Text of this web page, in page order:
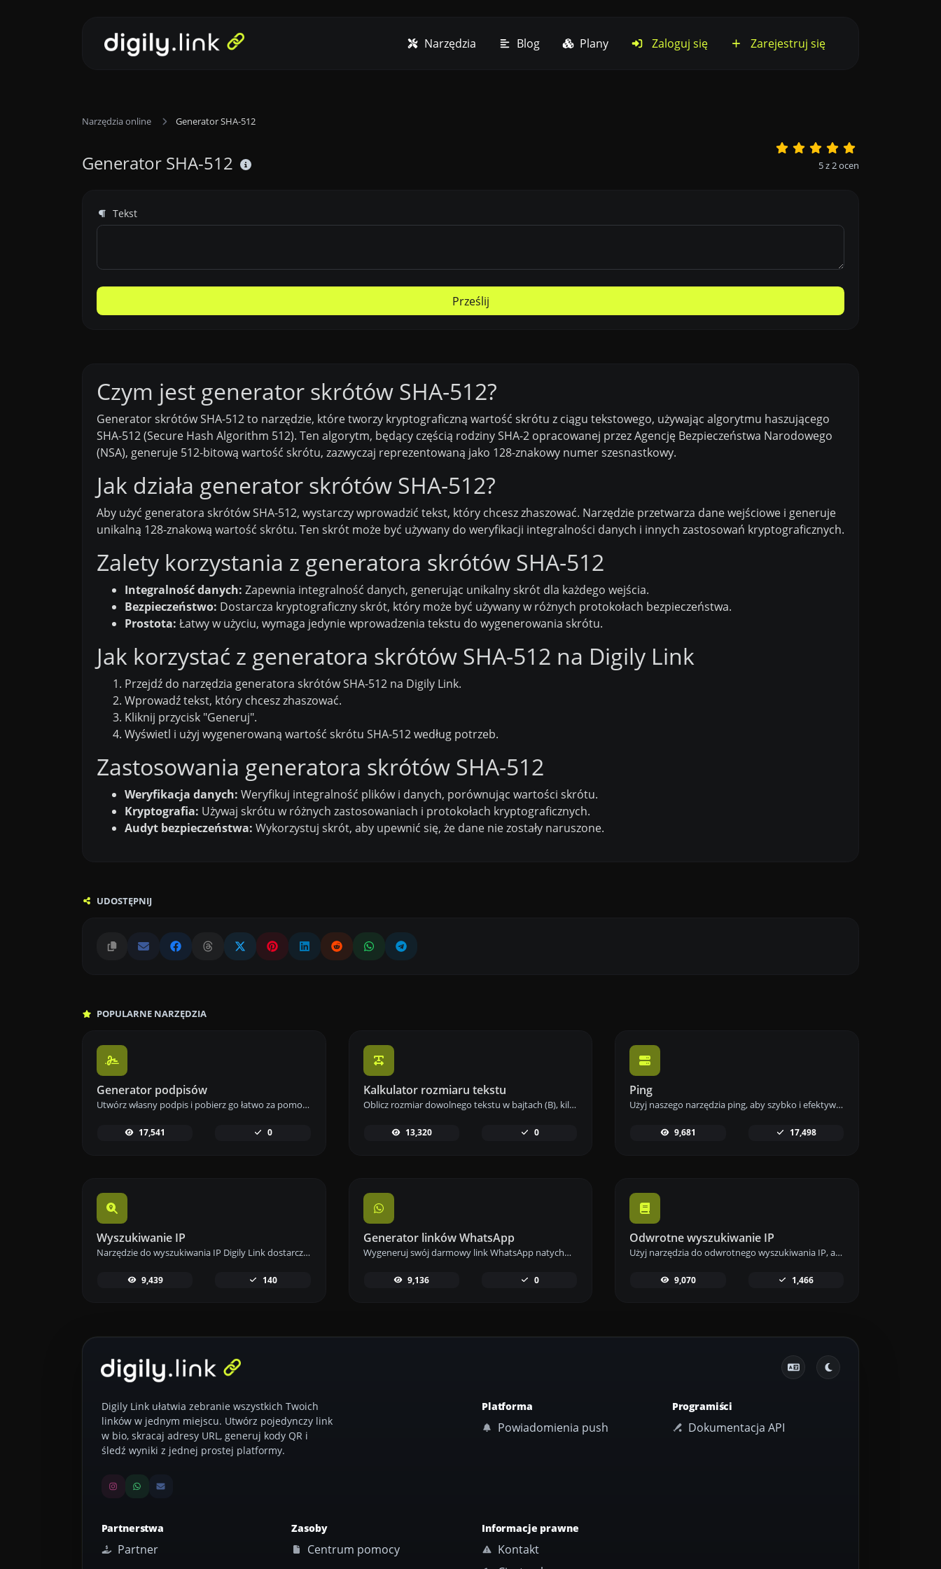
Narzędzia Blog Plany Zaloguj się Zarejestruj się
Narzędzia online Generator SHA-512
Generator SHA-512 5z2ocen
Tekst
Prześlij
Czym jest generator skrótów SHA-512?
Generator skrótów SHA-512 to narzędzie, które tworzy kryptograficzną wartość skrótu z ciągu tekstowego, używając algorytmu haszującego
SHA-512 (Secure Hash Algorithm 512). Ten algorytm, będący częścią rodziny SHA-2 opracowanej przez Agencję Bezpieczeństwa Narodowego
(NSA), generuje 512-bitową wartość skrótu, zazwyczaj reprezentowaną jako 128-znakowy numer szesnastkowy.
Jak działa generator skrótów SHA-512?
Aby użyć generatora skrótów SHA-512, wystarczy wprowadzić tekst, który chcesz zhaszować. Narzędzie przetwarza dane wejściowe i generuje
unikalną 128-znakową wartość skrótu. Ten skrót może być używany do weryfikacji integralności danych i innych zastosowań kryptograficznych.
Zalety korzystania z generatora skrótów SHA-512
Integralność danych: Zapewnia integralność danych, generując unikalny skrót dla każdego wejścia.
Bezpieczeństwo: Dostarcza kryptograficzny skrót, który może być używany w różnych protokołach bezpieczeństwa.
Prostota: Łatwy w użyciu, wymaga jedynie wprowadzenia tekstu do wygenerowania skrótu.
Jak korzystać z generatora skrótów SHA-512 na Digily Link
Przejdź do narzędzia generatora skrótów SHA-512 na Digily Link.
Wprowadź tekst, który chcesz zhaszować.
Kliknij przycisk "Generuj".
Wyświetl i użyj wygenerowaną wartość skrótu SHA-512 według potrzeb.
Zastosowania generatora skrótów SHA-512
Weryfikacja danych: Weryfikuj integralność plików i danych, porównując wartości skrótu.
Kryptografia: Używaj skrótu w różnych zastosowaniach i protokołach kryptograficznych.
Audyt bezpieczeństwa: Wykorzystuj skrót, aby upewnić się, że dane nie zostały naruszone.
UDOSTĘPNIJ
POPULARNE NARZĘDZIA
Generator podpisów
Utwórz własny podpis i pobierz go łatwo za pomocą naszego narzędzia do generowania podpisów dla spersonalizowanych e-podpisów.
17,541 0
Kalkulator rozmiaru tekstu
Oblicz rozmiar dowolnego tekstu w bajtach (B), kilobajtach (KB) lub megabajtach (MB) za pomocą naszego narzędzia do obliczania rozmiaru tekstu.
13,320 0
Ping
Użyj naszego narzędzia ping, aby szybko i efektywnie sprawdzić status i czas odpowiedzi dowolnej strony internetowej, serwera lub portu.
9,681 17,498
Wyszukiwanie IP
Narzędzie do wyszukiwania IP Digily Link dostarcza szczegółowych informacji o dowolnym adresie IP. Skorzystaj z tej darmowej usługi online, aby uzyskać kompleksowe dane o IP.
9,439 140
Generator linków WhatsApp
Wygeneruj swój darmowy link WhatsApp natychmiast za pomocą naszego Generatora Linków WhatsApp. Dodaj niestandardową wiadomość i rozpocznij czaty jednym kliknięciem – bez logowania i kodowania.
9,136 0
Odwrotne wyszukiwanie IP
Użyj narzędzia do odwrotnego wyszukiwania IP, aby szybko i łatwo znaleźć domenę lub hosta powiązanego z dowolnym adresem IP.
9,070 1,466
Digily Link ułatwia zebranie wszystkich Twoich
linków w jednym miejscu. Utwórz pojedynczy link
w bio, skracaj adresy URL, generuj kody QR i
śledź wyniki z jednej prostej platformy.
Platforma
Powiadomienia push
Programiści
Dokumentacja API
Partnerstwa
Partner
Zasoby
Centrum pomocy
Informacje prawne
Kontakt